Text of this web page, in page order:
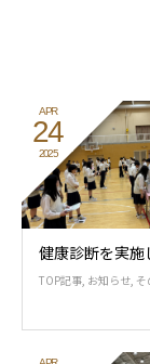
APR
24
2025
健康診断を実施
TOP記事 お知らせ そ